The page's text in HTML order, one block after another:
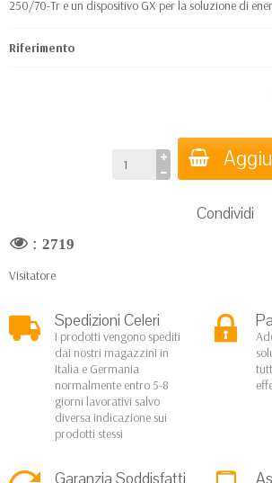
250/70-Tr e un dispositivo GX per la soluzione di
Riferimento
Condividi
: 2719
Visitatore
Spedizioni Celeri
I prodotti vengono spediti
dai nostri magazzini in
Italia e Germania
normalmente entro 5-8
giorni lavorativi salvo
diversa indicazione sui
prodotti stessi
Garanzia Soddisfatti